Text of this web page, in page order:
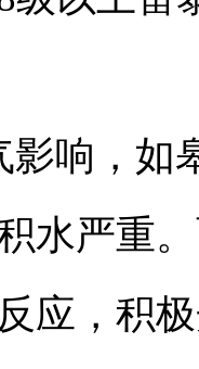
影响，如
水严重
应，积